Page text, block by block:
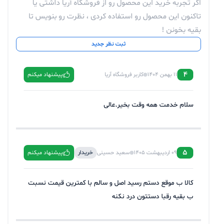
اگر تجربه خرید این محصول رو از فروشگاه آریا داشتی یا
تاکنون این محصول رو استفاده کردی ، نظرت رو بنویس تا
بقیه بخونن !
ثبت نظر جدید
4 11 بهمن 1404 کاربر فروشگاه آریا پیشنهاد میکنم
سلام خدمت همه وقت بخیر.عالی
5 09 اردیبهشت 1405 سعید حسینی خریدار پیشنهاد میکنم
کالا ب موقع دستم رسید اصل و سالم با کمترین قیمت نسبت
ب بقیه رقبا دستتون درد نکنه